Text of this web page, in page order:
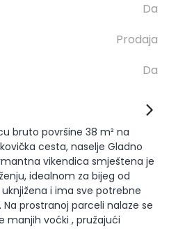
Da
Prodaja
Da
bruto površine 38 m² na
cesta, naselje Gladno
vikendica smještena je
idealnom za bijeg od
i ima sve potrebne
Na prostranoj parceli nalaze se
manjih voćki , pružajući